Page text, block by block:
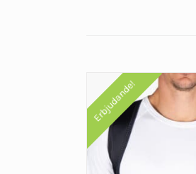
Erbjudande!